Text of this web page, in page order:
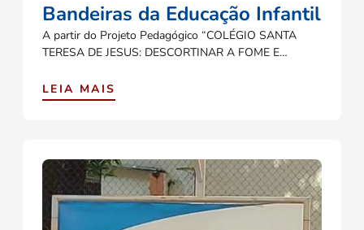
Bandeiras da Educação Infantil
A partir do Projeto Pedagógico “COLÉGIO SANTA
TERESA DE JESUS: DESCORTINAR A FOME E…
LEIA MAIS